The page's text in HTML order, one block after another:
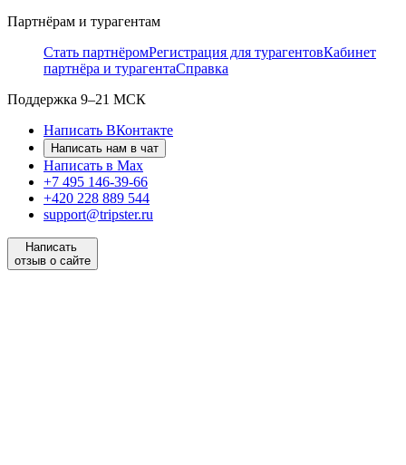
Партнёрам и турагентам
Стать партнёромРегистрация для турагентовКабинет
партнёра и турагентаСправка
Поддержка 9–21 МСК
Написать ВКонтакте
Написать нам в чат
Написать в Max
+7 495 146-39-66
+420 228 889 544
support@tripster.ru
Написать
отзыв о сайте